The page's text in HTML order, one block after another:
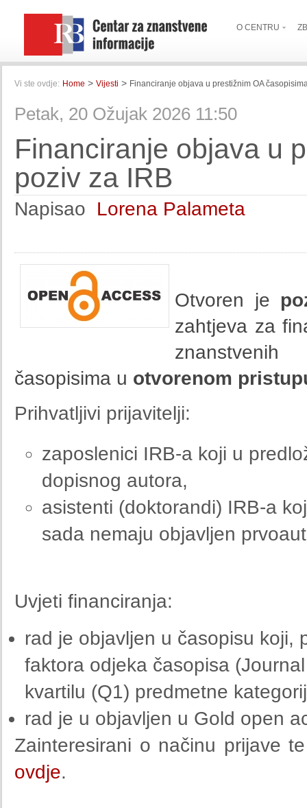
O CENTRU
Vi ste ovdje: Home > Vijesti > Financiranje objava u prestižnim OA
Petak, 20 Ožujak 2026 11:50
Financiranje objava u
poziv za IRB
Napisao Lorena Palameta
Otvoren je
zahtjeva za
časopisima u otvorenom
Prihvatljivi prijavitelji:
zaposlenici IRB-a koji u
dopisnog autora,
asistenti (doktorandi) IRB-a
sada nemaju objavljen
Uvjeti financiranja:
rad je objavljen u časopisu koji,
faktora odjeka časopisa
kvartilu (Q1) predmetne
rad je u objavljen u Gold open
Zainteresirani o načinu prijave
ovdje.